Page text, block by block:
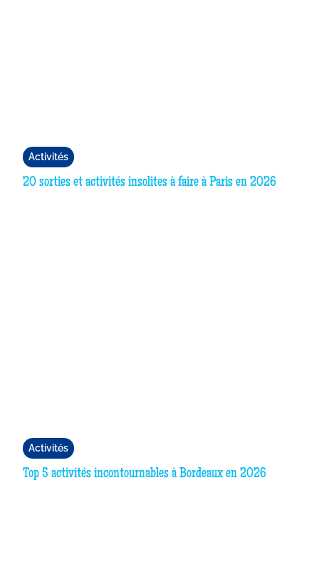
Activités
20 sorties et activités insolites à faire à Paris en 2026
Activités
Top 5 activités incontournables à Bordeaux en 2026